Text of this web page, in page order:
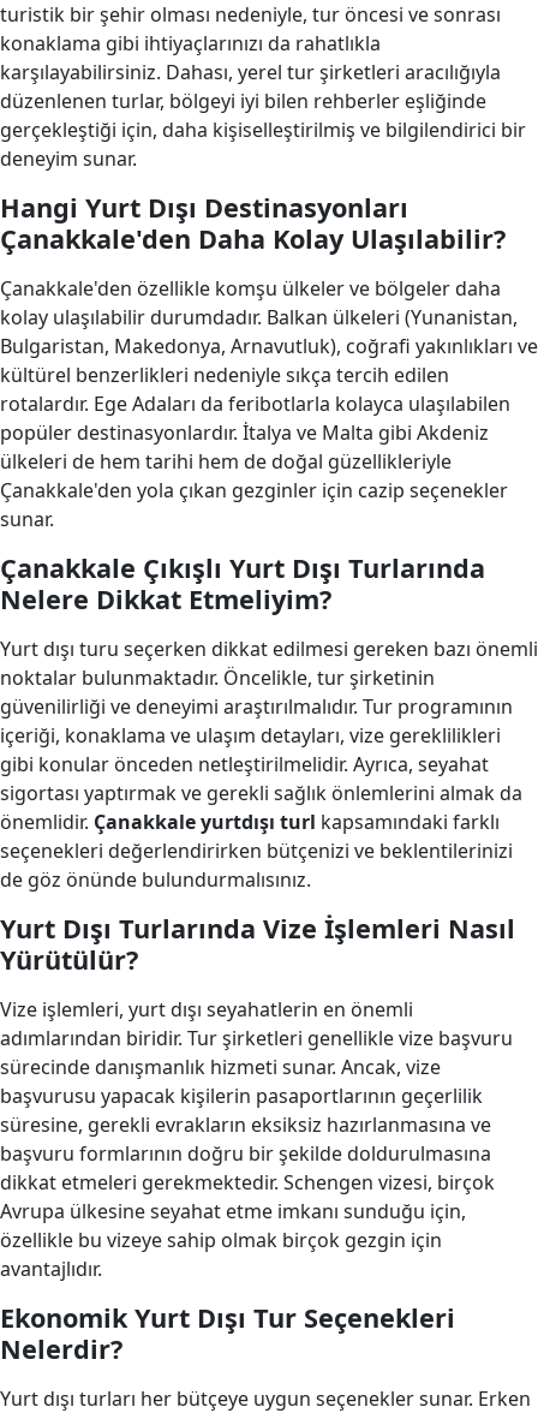
turistik bir şehir olması nedeniyle, tur öncesi ve sonrası
konaklama gibi ihtiyaçlarınızı da rahatlıkla
karşılayabilirsiniz. Dahası, yerel tur şirketleri aracılığıyla
düzenlenen turlar, bölgeyi iyi bilen rehberler eşliğinde
gerçekleştiği için, daha kişiselleştirilmiş ve bilgilendirici bir
deneyim sunar.
Hangi Yurt Dışı Destinasyonları
Çanakkale'den Daha Kolay Ulaşılabilir?
Çanakkale'den özellikle komşu ülkeler ve bölgeler daha
kolay ulaşılabilir durumdadır. Balkan ülkeleri (Yunanistan,
Bulgaristan, Makedonya, Arnavutluk), coğrafi yakınlıkları ve
kültürel benzerlikleri nedeniyle sıkça tercih edilen
rotalardır. Ege Adaları da feribotlarla kolayca ulaşılabilen
popüler destinasyonlardır. İtalya ve Malta gibi Akdeniz
ülkeleri de hem tarihi hem de doğal güzellikleriyle
Çanakkale'den yola çıkan gezginler için cazip seçenekler
sunar.
Çanakkale Çıkışlı Yurt Dışı Turlarında
Nelere Dikkat Etmeliyim?
Yurt dışı turu seçerken dikkat edilmesi gereken bazı önemli
noktalar bulunmaktadır. Öncelikle, tur şirketinin
güvenilirliği ve deneyimi araştırılmalıdır. Tur programının
içeriği, konaklama ve ulaşım detayları, vize gereklilikleri
gibi konular önceden netleştirilmelidir. Ayrıca, seyahat
sigortası yaptırmak ve gerekli sağlık önlemlerini almak da
önemlidir. Çanakkale yurtdışı turl kapsamındaki farklı
seçenekleri değerlendirirken bütçenizi ve beklentilerinizi
de göz önünde bulundurmalısınız.
Yurt Dışı Turlarında Vize İşlemleri Nasıl
Yürütülür?
Vize işlemleri, yurt dışı seyahatlerin en önemli
adımlarından biridir. Tur şirketleri genellikle vize başvuru
sürecinde danışmanlık hizmeti sunar. Ancak, vize
başvurusu yapacak kişilerin pasaportlarının geçerlilik
süresine, gerekli evrakların eksiksiz hazırlanmasına ve
başvuru formlarının doğru bir şekilde doldurulmasına
dikkat etmeleri gerekmektedir. Schengen vizesi, birçok
Avrupa ülkesine seyahat etme imkanı sunduğu için,
özellikle bu vizeye sahip olmak birçok gezgin için
avantajlıdır.
Ekonomik Yurt Dışı Tur Seçenekleri
Nelerdir?
Yurt dışı turları her bütçeye uygun seçenekler sunar. Erken